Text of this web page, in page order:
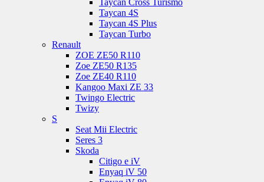
Taycan 4S
Taycan 4S Plus
Taycan Turbo
Renault
ZOE ZE50 R110
Zoe ZE50 R135
Zoe ZE40 R110
Kangoo Maxi ZE 33
Twingo Electric
Twizy
S
Seat Mii Electric
Seres 3
Skoda
Citigo e iV
Enyaq iV 50